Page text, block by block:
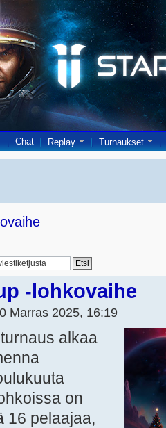
Chat Replay Turnaukset
-lohkovaihe
Marras 2025, 16:19
alkaa
on
16 pelaajaa,